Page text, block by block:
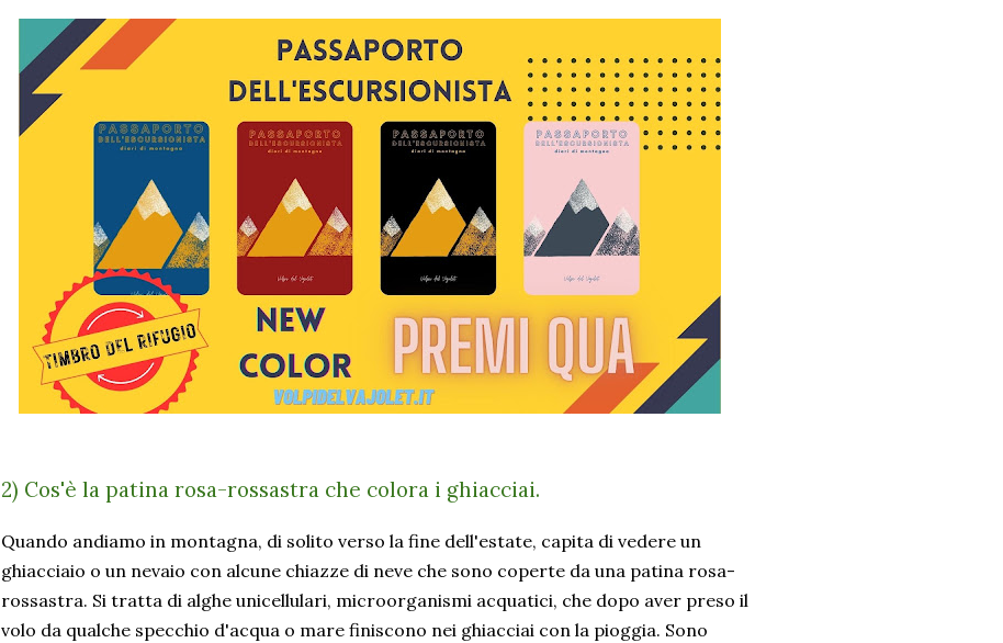
2) Cos'è la patina rosa-rossastra che colora i ghiacciai.
Quando andiamo in montagna, di solito verso la fine dell'estate, capita di vedere un
ghiacciaio o un nevaio con alcune chiazze di neve che sono coperte da una patina rosa-
rossastra. Si tratta di alghe unicellulari, microorganismi acquatici, che dopo aver preso il
volo da qualche specchio d'acqua o mare finiscono nei ghiacciai con la pioggia. Sono